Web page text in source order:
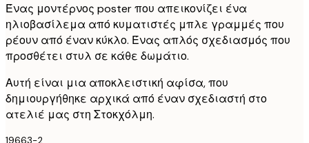
Ένας μοντέρνος poster που απεικονίζει ένα
ηλιοβασίλεμα από κυματιστές μπλε γραμμές που
ρέουν από έναν κύκλο. Ένας απλός σχεδιασμός που
προσθέτει στυλ σε κάθε δωμάτιο.
Αυτή είναι μια αποκλειστική αφίσα, που
δημιουργήθηκε αρχικά από έναν σχεδιαστή στο
ατελιέ μας στη Στοκχόλμη.
19663-2